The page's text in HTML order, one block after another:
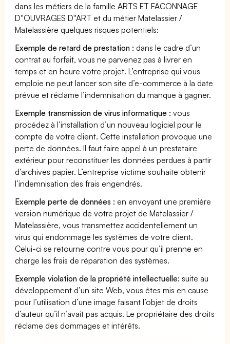
dans les métiers de la famille ARTS ET FACONNAGE
D''OUVRAGES D''ART et du métier Matelassier /
Matelassière quelques risques potentiels:
Exemple de retard de prestation : dans le cadre d’un
contrat au forfait, vous ne parvenez pas à livrer en
temps et en heure votre projet. L’entreprise qui vous
emploie ne peut lancer son site d’e-commerce à la date
prévue et réclame l’indemnisation du manque à gagner.
Exemple transmission de virus informatique : vous
procédez à l’installation d’un nouveau logiciel pour le
compte de votre client. Cette installation provoque une
perte de données. Il faut faire appel à un prestataire
extérieur pour reconstituer les données perdues à partir
d’archives papier. L’entreprise victime souhaite obtenir
l’indemnisation des frais engendrés.
Exemple perte de données : en envoyant une première
version numérique de votre projet de Matelassier /
Matelassière, vous transmettez accidentellement un
virus qui endommage les systèmes de votre client.
Celui-ci se retourne contre vous pour qu’il prenne en
charge les frais de réparation des systèmes.
Exemple violation de la propriété intellectuelle: suite au
développement d’un site Web, vous êtes mis en cause
pour l’utilisation d’une image faisant l’objet de droits
d’auteur qu’il n’avait pas acquis. Le propriétaire des droits
réclame des dommages et intérêts.